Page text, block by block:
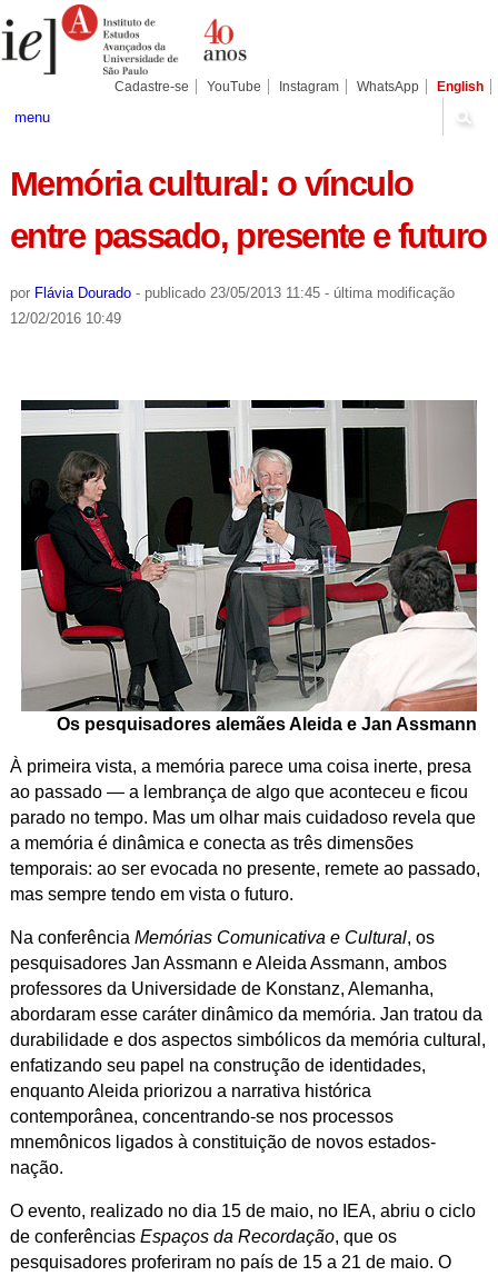
para
conteúdo.
Pessoais
Cadastre-se YouTube Instagram WhatsApp English
menu
Memória cultural: o vínculo
entre passado, presente e futuro
por Flávia Dourado - publicado23/05/2013 11:45 - última modificação
12/02/2016 10:49
Os pesquisadores alemães Aleida e Jan Assmann
À primeira vista, a memória parece uma coisa inerte, presa
ao passado — a lembrança de algo que aconteceu e ficou
parado no tempo. Mas um olhar mais cuidadoso revela que
a memória é dinâmica e conecta as três dimensões
temporais: ao ser evocada no presente, remete ao passado,
mas sempre tendo em vista o futuro.
Na conferência Memórias Comunicativa e Cultural, os
pesquisadores Jan Assmann e Aleida Assmann, ambos
professores da Universidade de Konstanz, Alemanha,
abordaram esse caráter dinâmico da memória. Jan tratou da
durabilidade e dos aspectos simbólicos da memória cultural,
enfatizando seu papel na construção de identidades,
enquanto Aleida priorizou a narrativa histórica
contemporânea, concentrando-se nos processos
mnemônicos ligados à constituição de novos estados-
nação.
O evento, realizado no dia 15 de maio, no IEA, abriu o ciclo
de conferências Espaços da Recordação, que os
pesquisadores proferiram no país de 15 a 21 de maio. O